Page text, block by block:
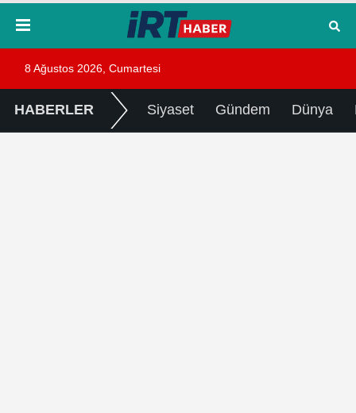
8 Ağustos 2026, Cumartesi
HABERLER Siyaset Gündem Dünya